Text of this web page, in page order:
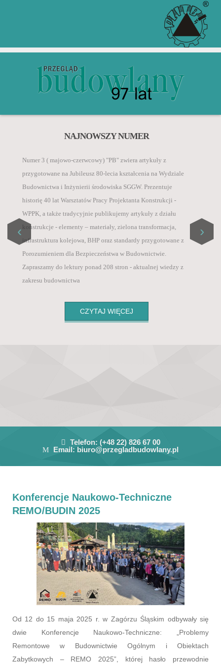
NAJNOWSZY NUMER
Numer 3 ( majowo-czerwcowy) "PB" zwiera artykuły z
przygotowane na Jubileusz 80-lecia kształcenia na Wydziale
Budownictwa i Inżynierii środowiska SGGW. Prezentuje
historię 40 lat Warsztatów Pracy Projektanta Konstrukcji -
WPPK, a także tradycyjnie publikujemy artykuły z działu
konstrukcje - elementy – materiały, zielona transformacja,
infrastruktura kolejowa, BHP oraz standardy przygotowane z
Porozumieniem dla Bezpieczeństwa w Budownictwie.
Zapraszamy do lektury ponad 208 stron - aktualnej wiedzy z
zakresu budownictwa
CZYTAJ WIĘCEJ
ZGŁOŚ ARTYKUŁ PRZEZ
Zgodnie z komunikatem Ministra Edukacji i Nauki z 5
naukowych i recenzowanych materiałów z konferencji
międzynarodowych, autorzy za publikację artykułu
naukowego w czasopiśmie Inżynieria i Budownictwo
otrzymują 40 pkt.
danych o zawartości polskich czasopism
technicznych:
• BazTech,
• Index Compernicus International ICI Journals
Master List / ICI World of Journals,
• PBN – Polska Bibliografia Naukowa (Polish
Scientific Biblioraphy),
• POL-Index – Polska Baza Cytowań (Polish
Citation Database),
ZACHĘCAMY DO KUPNA
PAPIEROWEJ I
ELEKTRONICZNEJ
CZYTAJ WIĘCEJ
›
‹
Telefon: (+48 22) 826 67 00
Email: biuro@przegladbudowlany.pl
Konferencje Naukowo-Techniczne
REMO/BUDIN 2025
Od 12 do 15 maja 2025 r. w Zagórzu Śląskim odbywały się
dwie Konferencje Naukowo-Techniczne: „Problemy
Remontowe w Budownictwie Ogólnym i Obiektach
Zabytkowych – REMO 2025”, której hasło przewodnie